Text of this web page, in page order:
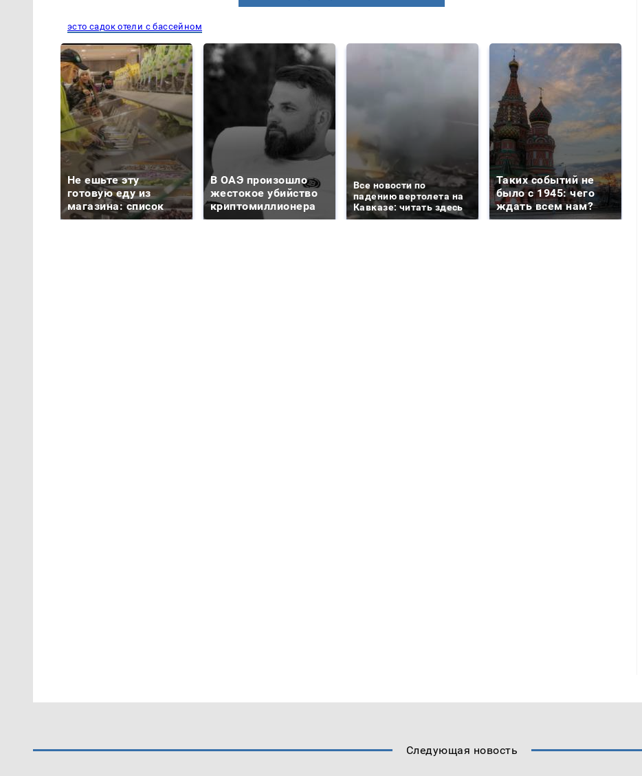
эсто садок отели с бассейном
Не ешьте эту
готовую еду из
магазина: список
В ОАЭ произошло
жестокое убийство
криптомиллионера
Все новости по
падению вертолета на
Кавказе: читать здесь
Таких событий не
было с 1945: чего
ждать всем нам?
Следующая новость